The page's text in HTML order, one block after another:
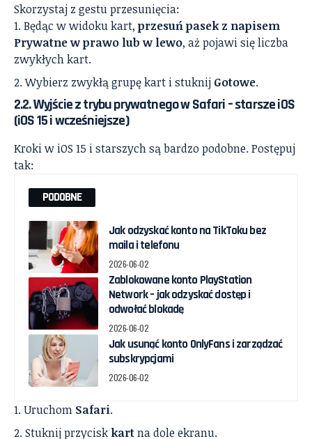
Skorzystaj z gestu przesunięcia:
Będąc w widoku kart, przesuń pasek z napisem
Prywatne w prawo lub w lewo, aż pojawi się liczba
zwykłych kart.
Wybierz zwykłą grupę kart i stuknij Gotowe.
2.2. Wyjście z trybu prywatnego w Safari – starsze iOS
(iOS 15 i wcześniejsze)
Kroki w iOS 15 i starszych są bardzo podobne. Postępuj
tak:
PODOBNE
Jak odzyskać konto na TikToku bez
maila i telefonu
2026-06-02
Zablokowane konto PlayStation
Network – jak odzyskać dostęp i
odwołać blokadę
2026-06-02
Jak usunąć konto OnlyFans i zarządzać
subskrypcjami
2026-06-02
Uruchom Safari.
Stuknij przycisk kartna dole ekranu.